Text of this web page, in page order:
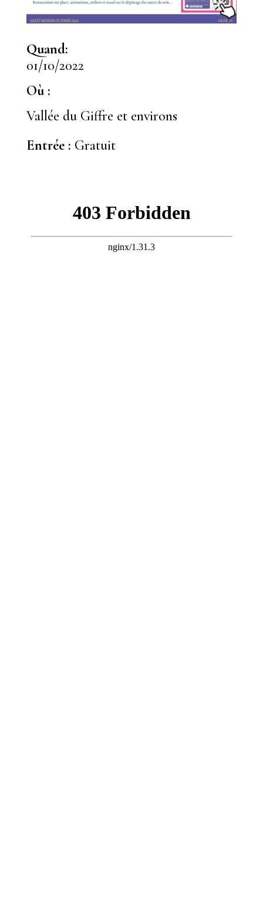
Quand:
01/10/2022
Où :
Vallée du Giffre et environs
Entrée : Gratuit